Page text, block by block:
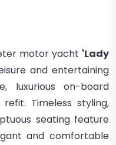
motor yacht 'Lady
and entertaining
luxurious on-board
refit. Timeless styling,
seating feature
and comfortable